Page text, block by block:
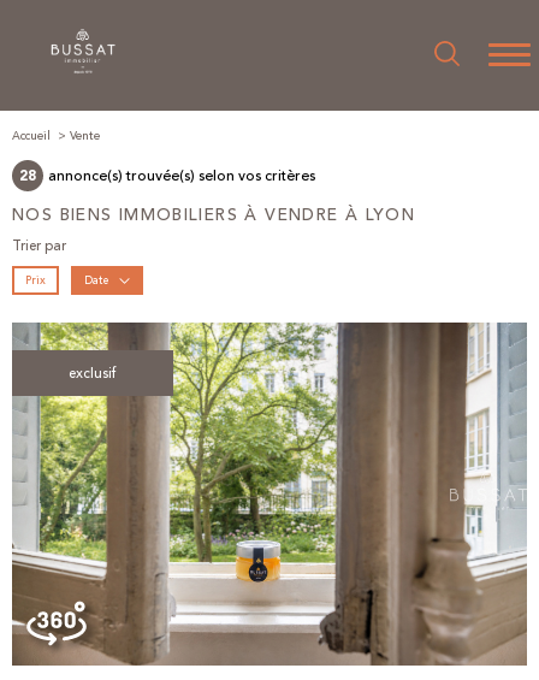
Accueil Vente
28 annonce(s) trouvée(s) selon vos critères
NOS BIENS IMMOBILIERS À VENDRE À LYON
Trier par
Prix Date
exclusif